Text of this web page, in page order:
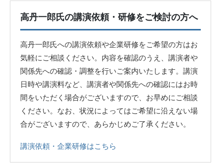
高丹一郎氏の講演依頼・研修をご検討の方へ
高丹一郎氏への講演依頼や企業研修をご希望の方はお
気軽にご相談ください。内容を確認のうえ、講演者や
関係先への確認・調整を行いご案内いたします。講演
日時や講演料など、講演者や関係先への確認にはお時
間をいただく場合がございますので、お早めにご相談
ください。なお、状況によってはご希望に沿えない場
合がございますので、あらかじめご了承ください。
講演依頼・企業研修はこちら